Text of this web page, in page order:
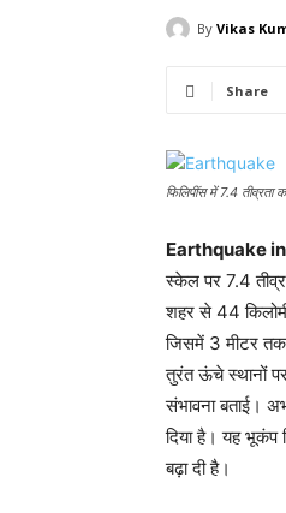
By Vikas
Share
फिलिपींस में 7.4 तीव्रता
Earthquake
स्केल पर 7.4
शहर से 44
जिसमें 3 मीटर तक
तुरंत ऊंचे स्थानों
संभावना बताई।
दिया है। यह भूकंप
बढ़ा दी है।